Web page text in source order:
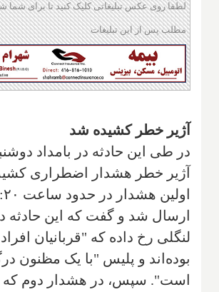
لطفا روی عکس تبلیغاتی کلیک کنید تا برای شما
مطلب پس از این تبلیغات
آژیر خطر کشیده شد
در طی این حادثه در بامداد
آژیر خطر هشدار اضطراری
ارسال شد و گفت که این حادثه
لنگلی رخ داده که "قربانیان
بوده‌اند و پلیس "با یک مظنون
است". سپس، در هشدار دوم که